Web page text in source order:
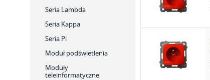
Seria Lambda
Seria Kappa
Seria Pi
Moduł podświetlenia
Moduły
teleinformatyczne